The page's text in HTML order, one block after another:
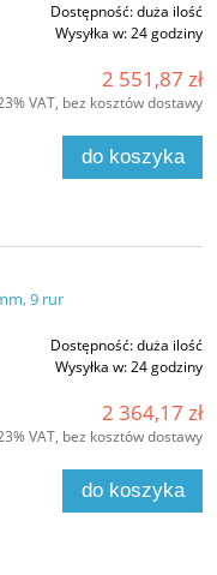
Dostępność:duża ilość
Wysyłka w:24 godziny
2 551,87 zł
VAT, bez kosztów dostawy
do koszyka
9 rur
Dostępność:duża ilość
Wysyłka w:24 godziny
2 364,17 zł
VAT, bez kosztów dostawy
do koszyka